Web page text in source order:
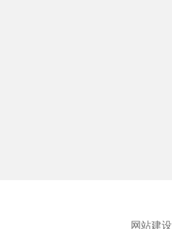
网站建设